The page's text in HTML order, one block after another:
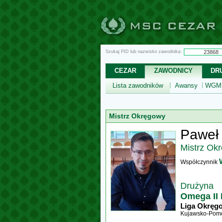
Szukaj PID lub nazwisko zawodnika:
CEZAR ZAWODNICY
Lista zawodników
Awansy
Mistrz Okręgowy
Mistrz
Współczynnik
Drużyna
Omega II
Liga
Kujawsko-